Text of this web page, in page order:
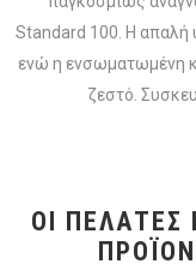
Standard 100. Η απαλή
ενώ η ενσωματωμένη
ζεστό.
ΟΙ